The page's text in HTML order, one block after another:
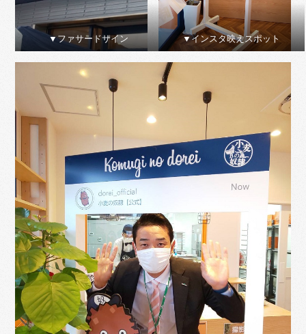
▼ファサードサイン ▼インスタ映えスポット